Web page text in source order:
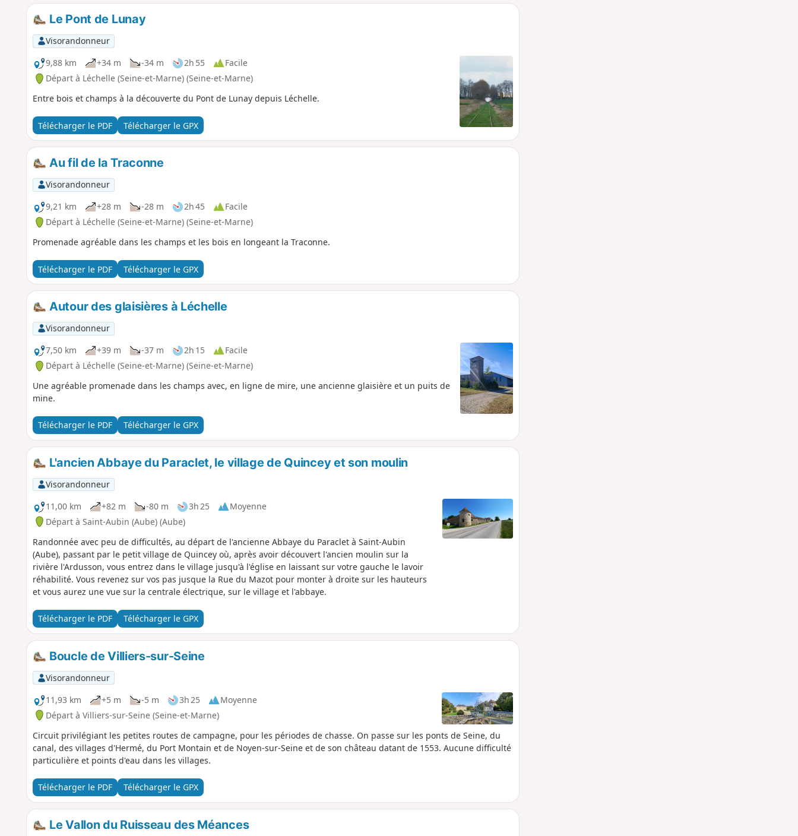
Le Pont de Lunay
Visorandonneur
9,88 km
+34 m -34 m 2h 55
Facile
Départ à Léchelle (Seine-et-Marne) (Seine-et-Marne)
Entre bois et champs à la découverte du Pont de Lunay depuis Léchelle.
Télécharger le PDF Télécharger le GPX
Au fil de la Traconne
Visorandonneur
9,21 km
+28 m -28 m 2h 45
Facile
Départ à Léchelle (Seine-et-Marne) (Seine-et-Marne)
Promenade agréable dans les champs et les bois en longeant la Traconne.
Télécharger le PDF Télécharger le GPX
Autour des glaisières à Léchelle
Visorandonneur
7,50 km
+39 m -37 m 2h 15
Facile
Départ à Léchelle (Seine-et-Marne) (Seine-et-Marne)
Une agréable promenade dans les champs avec, en ligne de mire, une ancienne glaisière et un puits de
mine.
Télécharger le PDF Télécharger le GPX
L'ancien Abbaye du Paraclet, le village de Quincey et son moulin
Visorandonneur
11,00 km
+82 m -80 m 3h 25
Moyenne
Départ à Saint-Aubin (Aube) (Aube)
Randonnée avec peu de difficultés, au départ de l'ancienne Abbaye du Paraclet à Saint-Aubin
(Aube), passant par le petit village de Quincey où, après avoir découvert l'ancien moulin sur la
rivière l'Ardusson, vous entrez dans le village jusqu'à l'église en laissant sur votre gauche le lavoir
réhabilité. Vous revenez sur vos pas jusque la Rue du Mazot pour monter à droite sur les hauteurs
et vous aurez une vue sur la centrale électrique, sur le village et l'abbaye.
Télécharger le PDF Télécharger le GPX
Boucle de Villiers-sur-Seine
Visorandonneur
11,93 km
+5 m -5 m 3h 25
Moyenne
Départ à Villiers-sur-Seine (Seine-et-Marne)
Circuit privilégiant les petites routes de campagne, pour les périodes de chasse. On passe sur les ponts de Seine, du
canal, des villages d'Hermé, du Port Montain et de Noyen-sur-Seine et de son château datant de 1553. Aucune difficulté
particulière et points d'eau dans les villages.
Télécharger le PDF Télécharger le GPX
Le Vallon du Ruisseau des Méances